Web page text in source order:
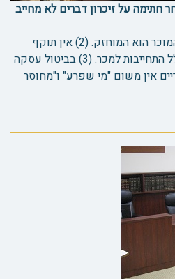
חתימה על זיכרון דברים לא מחייב
(1) בתביעה למכירת דירה – המוכר הוא המוחזק. (2) אין תוקף
מחייב לזיכרון דברים שלא כלל התחייבות למכר. (3) בביטול עסקה
אין משום "מי שפרע" ו"מחוסר